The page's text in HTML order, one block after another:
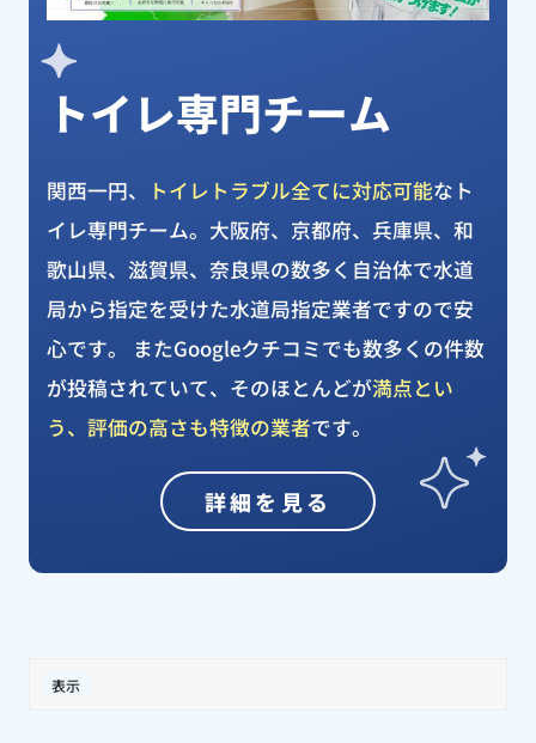
トイレ専門チーム
関西一円、 トイレトラブル全てに対応可能なト
イレ専門チーム。大阪府、京都府、兵庫県、和
歌山県、滋賀県、奈良県の数多く自治体で水道
局から指定を受けた水道局指定業者ですので安
心です。 またGoogleクチコミでも数多くの件数
が投稿されていて、そのほとんどが満点とい
う、評価の高さも特徴の業者です。
詳細を見る
表示